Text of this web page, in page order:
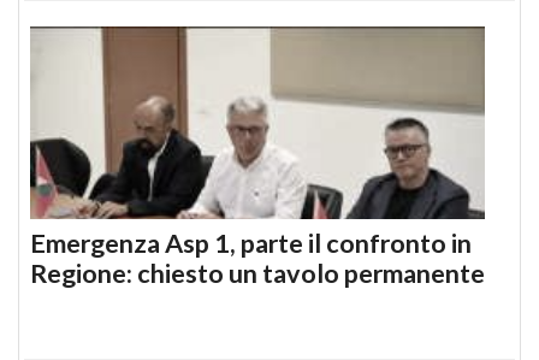
Emergenza Asp 1, parte il confronto in
Regione: chiesto un tavolo permanente